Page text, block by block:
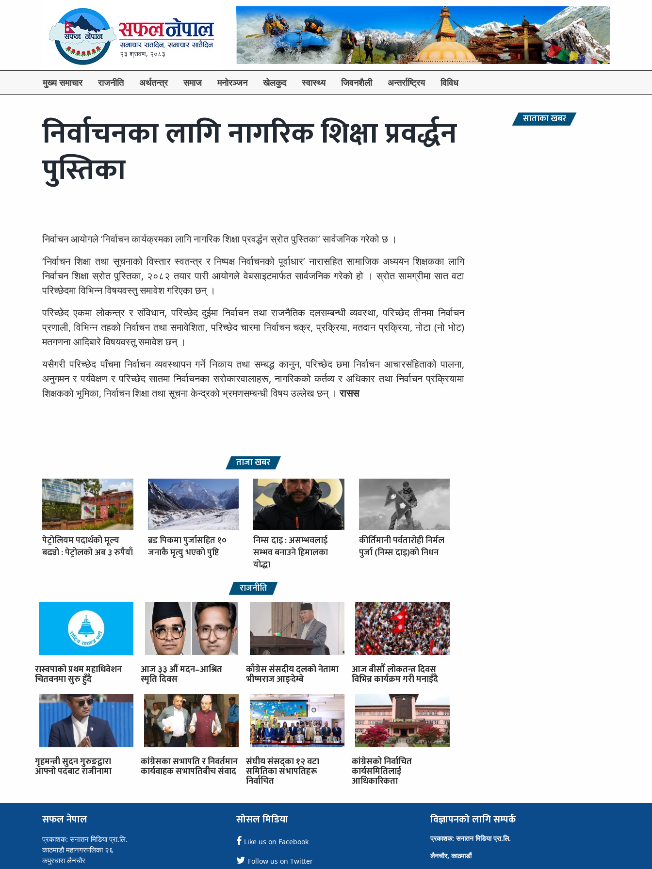
२३ श्रावण, २०८३
मुख्य समाचार राजनीति अर्थतन्त्र समाज मनोरञ्जन खेलकुद स्वास्थ्य जिवनशैली अन्तर्राष्ट्रिय विविध
निर्वाचनका लागि नागरिक शिक्षा प्रवर्द्धन
पुस्तिका
निर्वाचन आयोगले ‘निर्वाचन कार्यक्रमका लागि नागरिक शिक्षा प्रवर्द्धन स्रोत पुस्तिका’ सार्वजनिक गरेको छ ।
‘निर्वाचन शिक्षा तथा सूचनाको विस्तार स्वतन्त्र र निष्पक्ष निर्वाचनको पूर्वाधार’ नारासहित सामाजिक अध्ययन शिक्षकका लागि
निर्वाचन शिक्षा स्रोत पुस्तिका, २०८२ तयार पारी आयोगले वेबसाइटमार्फत सार्वजनिक गरेको हो । स्रोत सामग्रीमा सात वटा
परिच्छेदमा विभिन्न विषयवस्तु समावेश गरिएका छन् ।
परिच्छेद एकमा लोकन्त्र र संविधान, परिच्छेद दुईमा निर्वाचन तथा राजनैतिक दलसम्बन्धी व्यवस्था, परिच्छेद तीनमा निर्वाचन
प्रणाली, विभिन्न तहको निर्वाचन तथा समावेशिता, परिच्छेद चारमा निर्वाचन चक्र, प्रक्रिया, मतदान प्रक्रिया, नोटा (नो भोट)
मतगणना आदिबारे विषयवस्तु समावेश छन् ।
यसैगरी परिच्छेद पाँचमा निर्वाचन व्यवस्थापन गर्ने निकाय तथा सम्बद्ध कानुन, परिच्छेद छमा निर्वाचन आचारसंहिताको पालना,
अनुगमन र पर्यवेक्षण र परिच्छेद सातमा निर्वाचनका सरोकारवालाहरू, नागरिकको कर्तव्य र अधिकार तथा निर्वाचन प्रक्रियामा
शिक्षकको भूमिका, निर्वाचन शिक्षा तथा सूचना केन्द्रको भ्रमणसम्बन्धी विषय उल्लेख छन् ।रासस
ताजा खबर
पेट्रोलियम पदार्थको मूल्य
बढ्यो : पेट्रोलको अब ३ रुपैयाँ
ब्रड पिकमा पुर्जासहित १०
जनाकै मृत्यु भएको पुष्टि
निम्स दाइ : असम्भवलाई
सम्भव बनाउने हिमालका
योद्धा
कीर्तिमानी पर्वतारोही निर्मल
पुर्जा (निम्स दाइ)को निधन
राजनीति
रास्वपाको प्रथम महाधिवेशन
चितवनमा सुरु हुँदै
आज ३३ औँ मदन–आश्रित
स्मृति दिवस
काँग्रेस संसदीय दलको नेतामा
भीष्मराज आङ्देम्बे
आज बीसौँ लोकतन्त्र दिवस
विभिन्न कार्यक्रम गरी मनाइँदै
गृहमन्त्री सुदन गुरुङद्वारा
आफ्नो पदबाट राजीनामा
कांग्रेसका सभापति र निवर्तमान
कार्यवाहक सभापतिबीच संवाद
संघीय संसद्का १२ वटा
समितिका सभापतिहरू
निर्वाचित
कांग्रेसको निर्वाचित
कार्यसमितिलाई
आधिकारिकता
साताका खबर
सफल नेपाल
प्रकाशक: सनातन मिडिया प्रा.लि.
काठमाडौ महानगरपलिका २६
कपुरधारा लैनचौर
सोसल मिडिया
Like us on Facebook
Follow us on Twitter
विज्ञापनको लागि सम्पर्क
प्रकाशक: सनातन मिडिया प्रा.लि.
लैनचौर, काठमाडौं